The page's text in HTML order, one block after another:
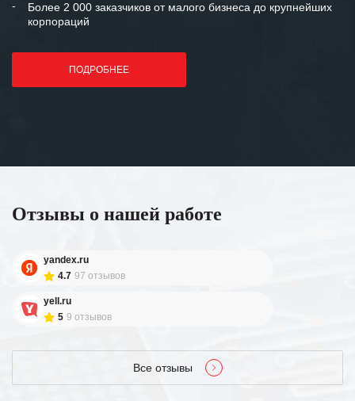
Более 2 000 заказчиков от малого бизнеса до крупнейших
корпораций
ПОДРОБНЕЕ
Отзывы о нашей работе
yandex.ru
4.7 97 отзывов
yell.ru
5 9 отзывов
Все отзывы